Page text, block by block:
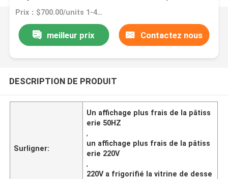
Prix：$700.00/units 1-4 units
meilleur prix Contactez nous
DESCRIPTION DE PRODUIT
Surligner:
Un affichage plus frais de la pâtiss
erie 50HZ
,
un affichage plus frais de la pâtiss
erie 220V
,
220V a frigorifié la vitrine de desse